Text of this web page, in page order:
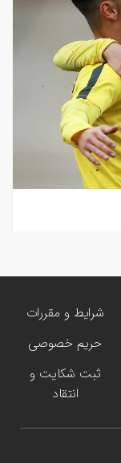
شرایط و مقررات
حریم خصوصی
ثبت شکایت و
انتقاد